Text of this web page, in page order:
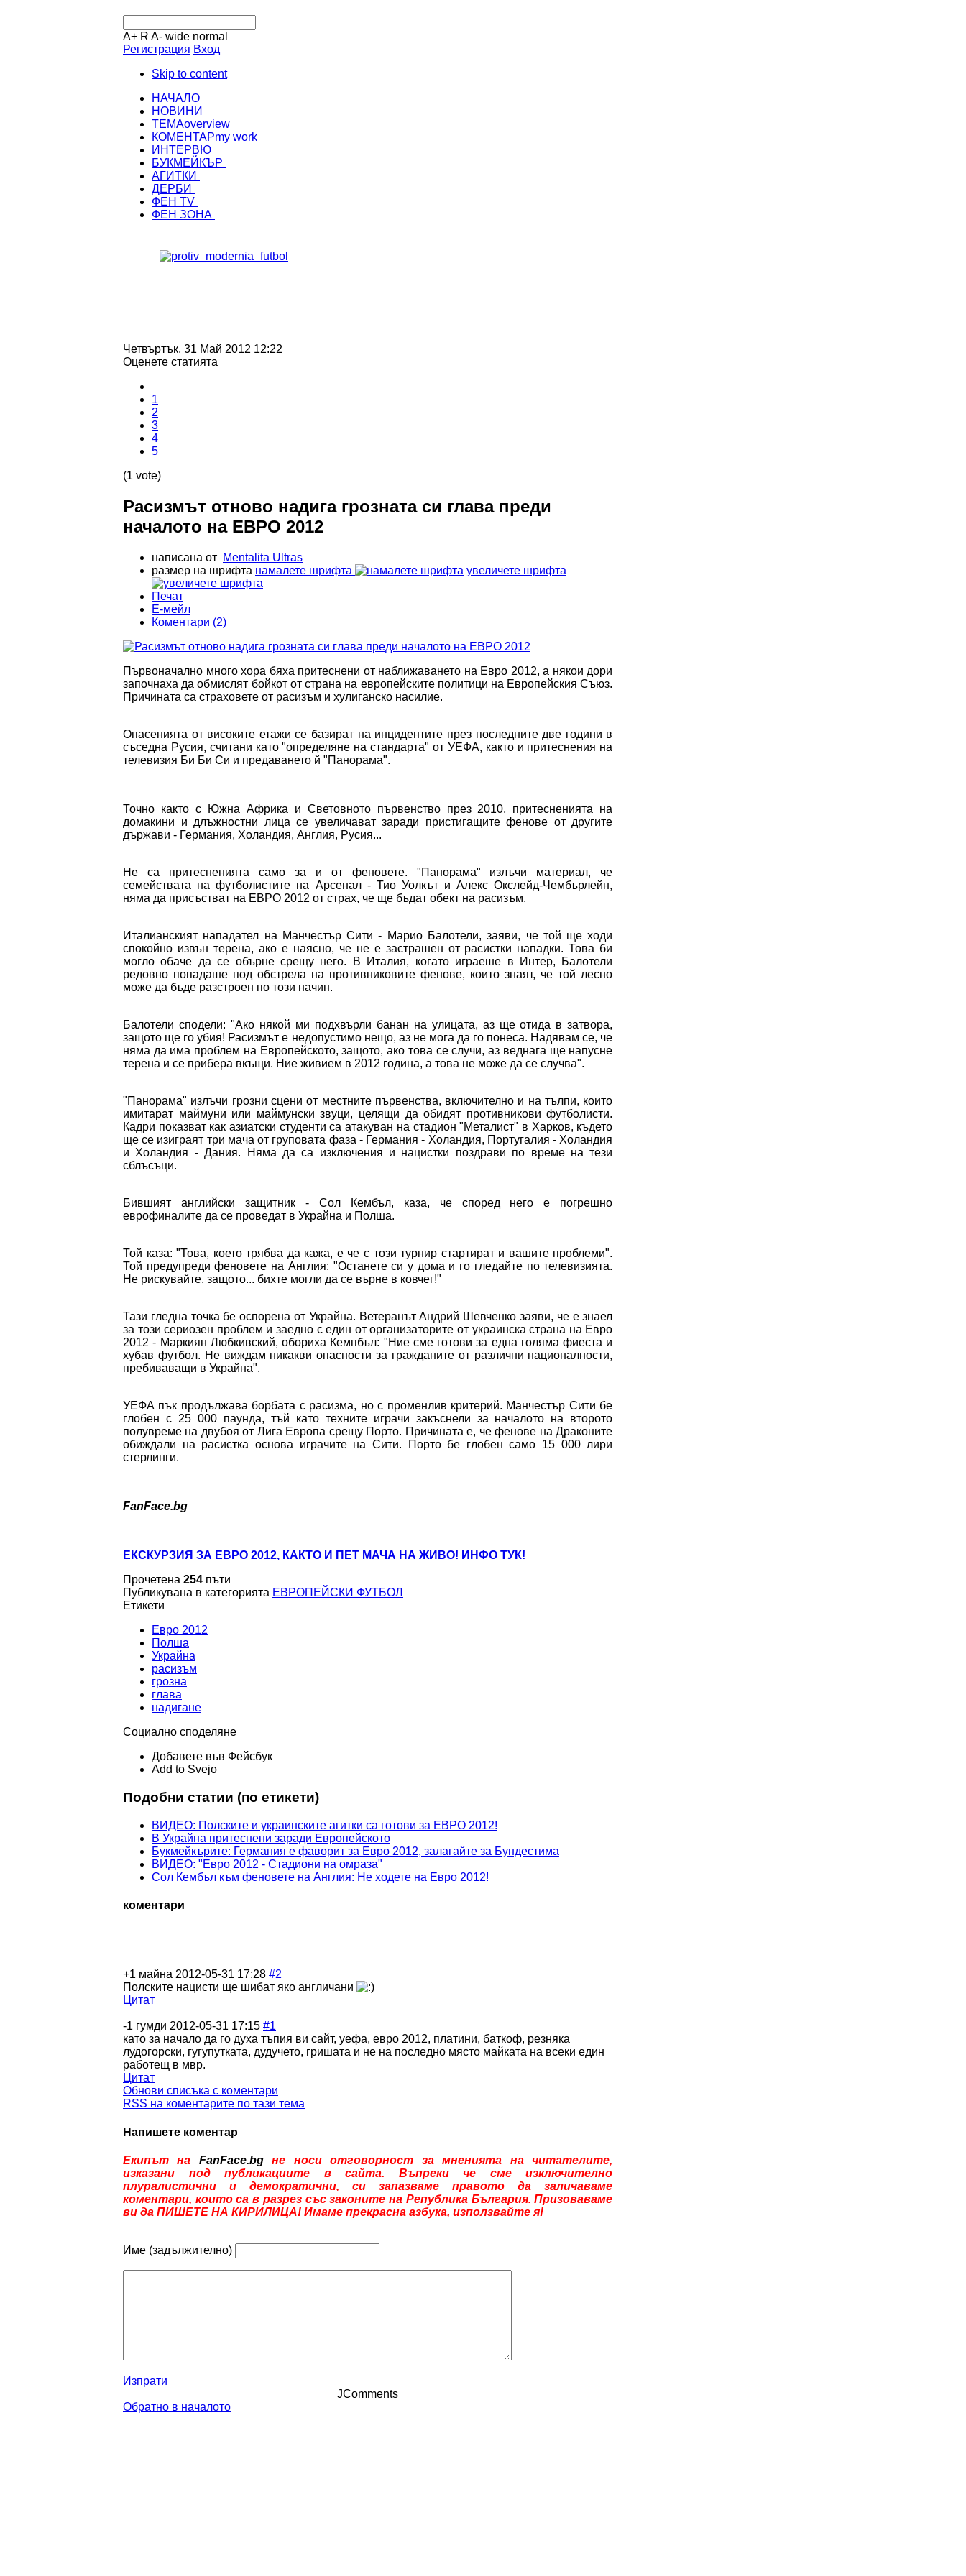
A+ R A- wide normal
Регистрация Вход
Skip to content
НАЧАЛО
НОВИНИ
ТЕМАoverview
КОМЕНТАРmy work
ИНТЕРВЮ
БУКМЕЙКЪР
АГИТКИ
ДЕРБИ
ФЕН TV
ФЕН ЗОНА
Четвъртък, 31 Май 2012 12:22
Оценете статията
1
2
3
4
5
(1 vote)
Расизмът отново надига грозната си глава преди
началото на ЕВРО 2012
написана от Mentalita Ultras
размер на шрифта намалете шрифта увеличете шрифта
Печат
Е-мейл
Коментари (2)
Първоначално много хора бяха притеснени от наближаването на Евро 2012, а някои дори
започнаха да обмислят бойкот от страна на европейските политици на Европейския Съюз.
Причината са страховете от расизъм и хулиганско насилие.
Опасенията от високите етажи се базират на инцидентите през последните две години в
съседна Русия, считани като "определяне на стандарта" от УЕФА, както и притеснения на
телевизия Би Би Си и предаването й "Панорама".
Точно както с Южна Африка и Световното първенство през 2010, притесненията на
домакини и длъжностни лица се увеличават заради пристигащите фенове от другите
държави - Германия, Холандия, Англия, Русия...
Не са притесненията само за и от феновете. "Панорама" излъчи материал, че
семействата на футболистите на Арсенал - Тио Уолкът и Алекс Окслейд-Чембърлейн,
няма да присъстват на ЕВРО 2012 от страх, че ще бъдат обект на расизъм.
Италианският нападател на Манчестър Сити - Марио Балотели, заяви, че той ще ходи
спокойно извън терена, ако е наясно, че не е застрашен от расистки нападки. Това би
могло обаче да се обърне срещу него. В Италия, когато играеше в Интер, Балотели
редовно попадаше под обстрела на противниковите фенове, които знаят, че той лесно
може да бъде разстроен по този начин.
Балотели сподели: "Ако някой ми подхвърли банан на улицата, аз ще отида в затвора,
защото ще го убия! Расизмът е недопустимо нещо, аз не мога да го понеса. Надявам се, че
няма да има проблем на Европейското, защото, ако това се случи, аз веднага ще напусне
терена и се прибера вкъщи. Ние живием в 2012 година, а това не може да се случва".
"Панорама" излъчи грозни сцени от местните първенства, включително и на тълпи, които
имитарат маймуни или маймунски звуци, целящи да обидят противникови футболисти.
Кадри показват как азиатски студенти са атакуван на стадион "Металист" в Харков, където
ще се изиграят три мача от груповата фаза - Германия - Холандия, Португалия - Холандия
и Холандия - Дания. Няма да са изключения и нацистки поздрави по време на тези
сблъсъци.
Бившият английски защитник - Сол Кембъл, каза, че според него е погрешно
еврофиналите да се проведат в Украйна и Полша.
Той каза: "Това, което трябва да кажа, е че с този турнир стартират и вашите проблеми".
Той предупреди феновете на Англия: "Останете си у дома и го гледайте по телевизията.
Не рискувайте, защото... бихте могли да се върне в ковчег!"
Тази гледна точка бе оспорена от Украйна. Ветеранът Андрий Шевченко заяви, че е знаел
за този сериозен проблем и заедно с един от организаторите от украинска страна на Евро
2012 - Маркиян Любкивский, обориха Кемпбъл: "Ние сме готови за една голяма фиеста и
хубав футбол. Не виждам никакви опасности за гражданите от различни националности,
пребиваващи в Украйна".
УЕФА пък продължава борбата с расизма, но с променлив критерий. Манчестър Сити бе
глобен с 25 000 паунда, тъй като техните играчи закъснели за началото на второто
полувреме на двубоя от Лига Европа срещу Порто. Причината е, че фенове на Драконите
обиждали на расистка основа играчите на Сити. Порто бе глобен само 15 000 лири
стерлинги.
FanFace.bg
ЕКСКУРЗИЯ ЗА ЕВРО 2012, КАКТО И ПЕТ МАЧА НА ЖИВО! ИНФО ТУК!
Прочетена 254 пъти
Публикувана в категорията ЕВРОПЕЙСКИ ФУТБОЛ
Етикети
Евро 2012
Полша
Украйна
расизъм
грозна
глава
надигане
Социално споделяне
Добавете във Фейсбук
Add to Svejo
Подобни статии (по етикети)
ВИДЕО: Полските и украинските агитки са готови за ЕВРО 2012!
В Украйна притеснени заради Европейското
Букмейкърите: Германия е фаворит за Евро 2012, залагайте за Бундестима
ВИДЕО: "Евро 2012 - Стадиони на омраза"
Сол Кембъл към феновете на Англия: Не ходете на Евро 2012!
коментари
+1 майна 2012-05-31 17:28 #2
Полските нацисти ще шибат яко англичани
Цитат
-1 гумди 2012-05-31 17:15 #1
като за начало да го духа тъпия ви сайт, уефа, евро 2012, платини, баткоф, резняка
лудогорски, гугупутката, дудучето, гришата и не на последно място майката на всеки един
работещ в мвр.
Цитат
Обнови списъка с коментари
RSS на коментарите по тази тема
Напишете коментар
Екипът на FanFace.bgне носи отговорност за мненията на читателите,
изказани под публикациите в сайта. Въпреки че сме изключително
плуралистични и демократични, си запазваме правото да заличаваме
коментари, които са в разрез със законите на Република България. Призоваваме
ви да ПИШЕТЕ НА КИРИЛИЦА! Имаме прекрасна азбука, използвайте я!
Име (задължително)
Изпрати
JComments
Обратно в началото